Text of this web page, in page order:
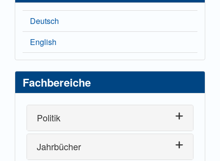
Deutsch
English
Fachbereiche
Politik
Jahrbücher